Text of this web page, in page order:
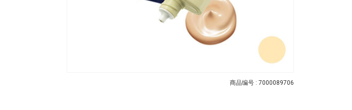
商品编号 : 7000089706